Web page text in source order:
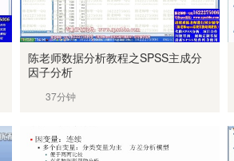
陈老师数据分析教程之SPSS主成分
因子分析
37分钟